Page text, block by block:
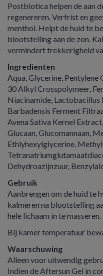
Postbiotica helpen de aan
regenereren. Verfrist en
menthol. Helpt de huid te
blootstelling aan de zon.
vermindert trekkerigheid
Ingredienten
Aqua, Glycerine,
30 Alkyl Crosspolymeer,
Niacinamide, Lactobacillus
Barbadensis Ferment
Avena Sativa Kernel
Glucaan, Glucomannaan,
Ethlyhexylglycerine,
Dehydroazijnzuur,
Gebruik
Aanbrengen om de huid te
kalmeren na blootstelling
hele lichaam in te masseren.
Bij kamer temperatuur
Waarschuwing
Alleen voor uitwendig
Indien de Aftersun Gel in